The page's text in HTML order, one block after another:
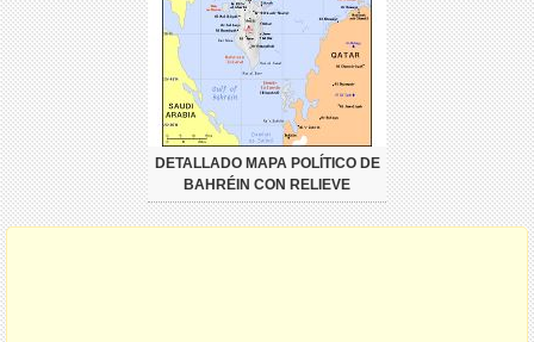
DETALLADO MAPA POLÍTICO DE
BAHRÉIN CON RELIEVE